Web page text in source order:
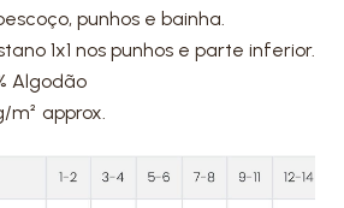
punhos e bainha.
1x1 nos punhos e parte inferior.
Algodão
m² approx.